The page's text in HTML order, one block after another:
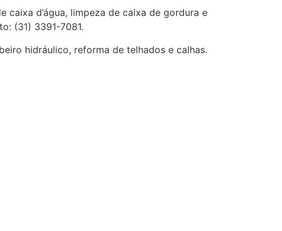
caixa d’água, limpeza de caixa de gordura e
(31) 3391-7081.
hidráulico, reforma de telhados e calhas.